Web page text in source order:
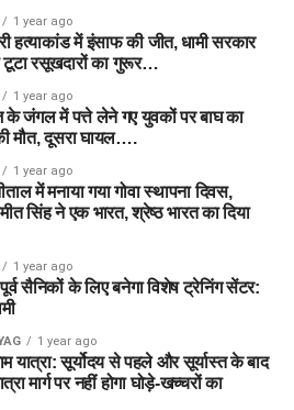
1 year ago
हत्याकांड में इंसाफ की जीत, धामी सरकार
रसूखदारों का गुरूर…
1 year ago
जंगल में पत्ते लेने गए युवकों पर बाघ का
मौत, दूसरा घायल….
1 year ago
में मनाया गया गोवा स्थापना दिवस,
सिंह ने एक भारत, श्रेष्ठ भारत का दिया
1 year ago
सैनिकों के लिए बनेगा विशेष ट्रेनिंग सेंटर:
1 year ago
यात्रा: सूर्योदय से पहले और सूर्यास्त के बाद
मार्ग पर नहीं होगा घोड़े-खच्चरों का